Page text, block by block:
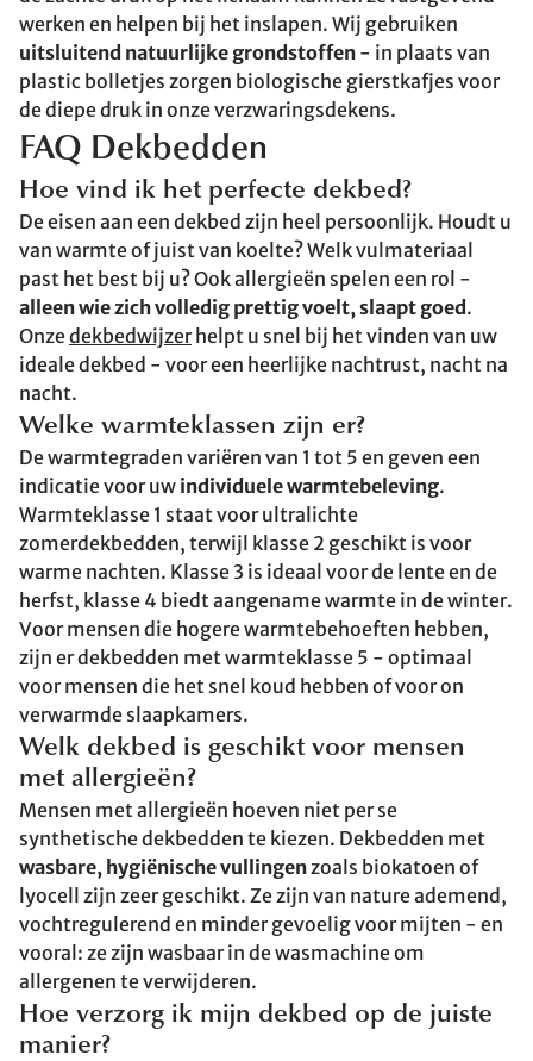
werken en helpen bij het inslapen. Wij gebruiken
uitsluitend natuurlijke grondstoffen - in plaats van
plastic bolletjes zorgen biologische gierstkafjes voor
de diepe druk in onze verzwaringsdekens.
FAQ Dekbedden
Hoe vind ik het perfecte dekbed?
De eisen aan een dekbed zijn heel persoonlijk. Houdt u
van warmte of juist van koelte? Welk vulmateriaal
past het best bij u? Ook allergieën spelen een rol -
alleen wie zich volledig prettig voelt, slaapt goed .
Onzedekbedwijzerhelpt u snel bij het vinden van uw
ideale dekbed - voor een heerlijke nachtrust, nacht na
nacht.
Welke warmteklassen zijn er?
De warmtegraden variëren van 1 tot 5 en geven een
indicatie voor uw individuele warmtebeleving.
Warmteklasse 1 staat voor ultralichte
zomerdekbedden, terwijl klasse 2 geschikt is voor
warme nachten. Klasse 3 is ideaal voor de lente en de
herfst, klasse 4 biedt aangename warmte in de winter.
Voor mensen die hogere warmtebehoeften hebben,
zijn er dekbedden met warmteklasse 5 - optimaal
voor mensen die het snel koud hebben of voor on
verwarmde slaapkamers.
Welk dekbed is geschikt voor mensen
met allergieën?
Mensen met allergieën hoeven niet per se
synthetische dekbedden te kiezen. Dekbedden met
wasbare, hygiënische vullingenzoals biokatoen of
lyocell zijn zeer geschikt. Ze zijn van nature ademend,
vochtregulerend en minder gevoelig voor mijten - en
vooral: ze zijn wasbaar in de wasmachine om
allergenen te verwijderen.
Hoe verzorg ik mijn dekbed op de juiste
manier?